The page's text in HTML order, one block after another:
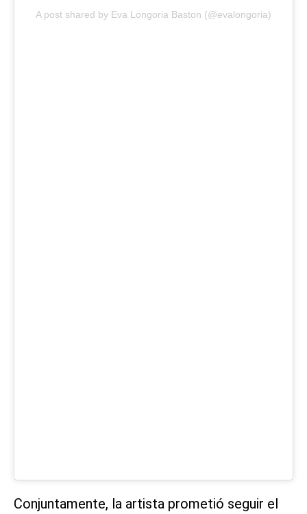
A post shared by Eva Longoria Baston (@evalongoria)
Conjuntamente, la artista prometió seguir el